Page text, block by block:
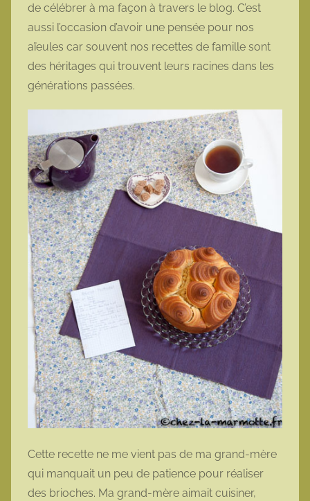
de célébrer à ma façon à travers le blog. C’est
aussi l’occasion d’avoir une pensée pour nos
aïeules car souvent nos recettes de famille sont
des héritages qui trouvent leurs racines dans les
générations passées.
Cette recette ne me vient pas de ma grand-mère
qui manquait un peu de patience pour réaliser
des brioches. Ma grand-mère aimait cuisiner,